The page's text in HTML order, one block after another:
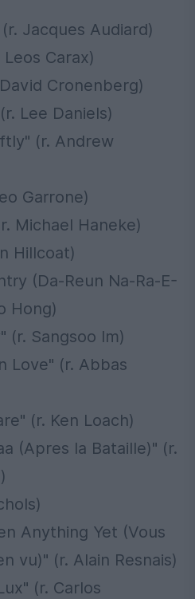
Jacques Audiard)
Carax)
Cronenberg)
Lee Daniels)
(r. Andrew
Garrone)
Michael Haneke)
Hillcoat)
(Da-Reun Na-Ra-E-
Hong)
(r. Sangsoo Im)
Love" (r. Abbas
(r. Ken Loach)
(Apres la Bataille)" (r.
Anything Yet (Vous
vu)" (r. Alain Resnais)
(r. Carlos